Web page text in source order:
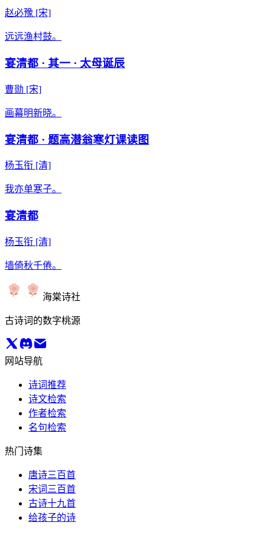
赵必豫 [宋]
远远渔村鼓。
宴清都 · 其一 · 太母诞辰
曹勋 [宋]
画幕明新晓。
宴清都 · 题高潜翁寒灯课读图
杨玉衔 [清]
我亦单寒子。
宴清都
杨玉衔 [清]
墙倚秋千倦。
海棠诗社
古诗词的数字桃源
网站导航
诗词推荐
诗文检索
作者检索
名句检索
热门诗集
唐诗三百首
宋词三百首
古诗十九首
给孩子的诗